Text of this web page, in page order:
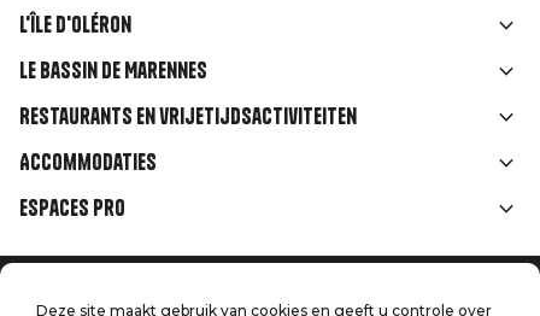
Liens
rubriques
L'île d'Oléron
Le Bassin de Marennes
Restaurants en vrijetijdsactiviteiten
Accommodaties
Espaces Pro
Deze site maakt gebruik van cookies en geeft u controle over